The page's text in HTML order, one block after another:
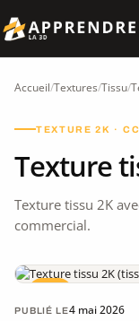
Accueil/Textures/Tissu/
TEXTURE 2K ·
Texture
Texture tissu 2K
commercial.
PUBLIÉ LE4 mai 2026